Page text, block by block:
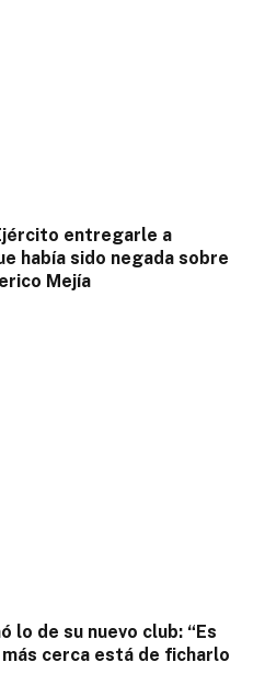
entregarle a
había sido negada sobre
Mejía
lo de su nuevo club: “Es
cerca está de ficharlo